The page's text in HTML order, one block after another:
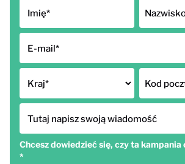
Imię*
E-mail*
Kraj* Kod
Tutaj napisz swoją wiadomość
Chcesz dowiedzieć się, czy ta kampania
*